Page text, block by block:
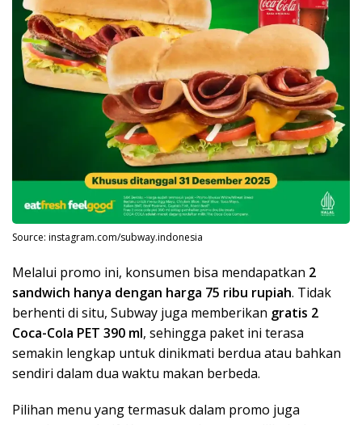
Source: instagram.com/subway.indonesia
Melalui promo ini, konsumen bisa mendapatkan 2
sandwich hanya dengan harga 75 ribu rupiah. Tidak
berhenti di situ, Subway juga memberikan gratis 2
Coca-Cola PET 390 ml, sehingga paket ini terasa
semakin lengkap untuk dinikmati berdua atau bahkan
sendiri dalam dua waktu makan berbeda.
Pilihan menu yang termasuk dalam promo juga